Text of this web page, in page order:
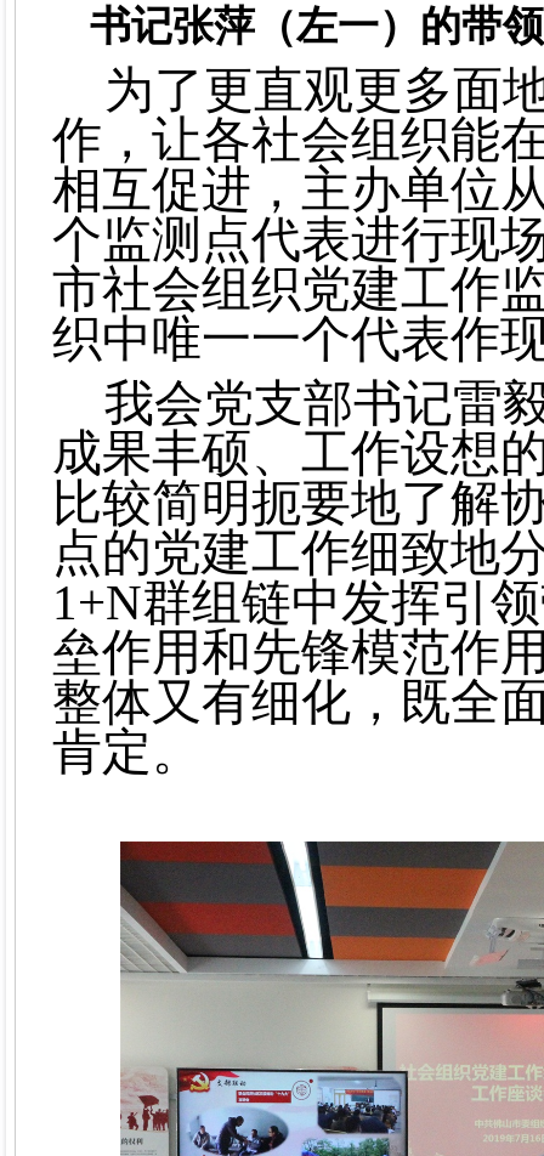
书记张萍（左一） 的带
为了更直观更多面
作，让各社会组织能
相互促进，主办单位
个监测点代表进行现
市社会组织党建工作
织中唯一一个代表作
我会党支部书记雷
成果丰硕、工作设想
比较简明扼要地了解
点的党建工作细致地
1+N群组链中发挥引
垒作用和先锋模范作
整体又有细化，既全
肯定。